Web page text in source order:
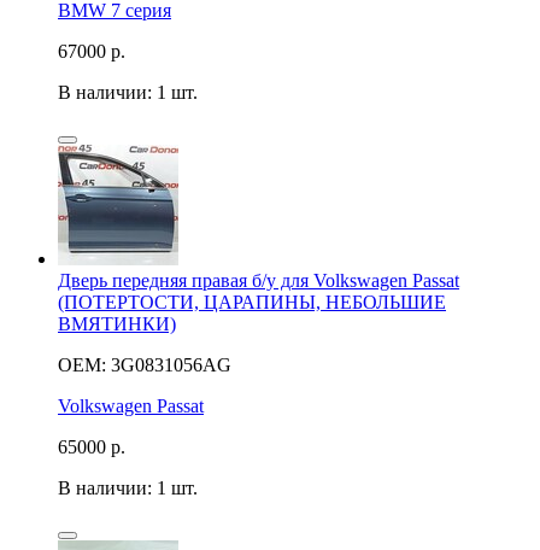
BMW 7 серия
67000 р.
В наличии: 1 шт.
Дверь передняя правая б/у для Volkswagen Passat
(ПОТЕРТОСТИ, ЦАРАПИНЫ, НЕБОЛЬШИЕ
ВМЯТИНКИ)
OEM: 3G0831056AG
Volkswagen Passat
65000 р.
В наличии: 1 шт.